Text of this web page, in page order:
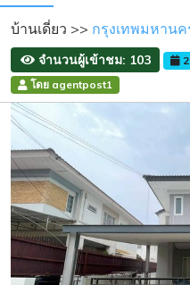
บ้านเดี่ยว >> กรุงเทพมหานค
จำนวนผู้เข้าชม: 103
โดย agentpost1